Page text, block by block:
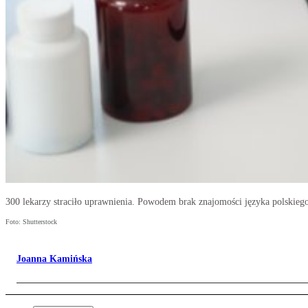
300 lekarzy straciło uprawnienia. Powodem brak znajomości języka
Foto: Shutterstock
Joanna Kamińska